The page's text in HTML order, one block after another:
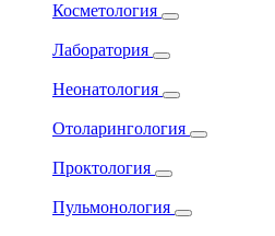
Косметология
Лаборатория
Неонатология
Отоларингология
Проктология
Пульмонология